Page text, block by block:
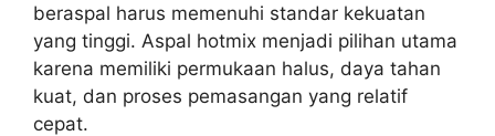
beraspal harus memenuhi standar kekuatan
yang tinggi. Aspal hotmix menjadi pilihan utama
karena memiliki permukaan halus, daya tahan
kuat, dan proses pemasangan yang relatif
cepat.